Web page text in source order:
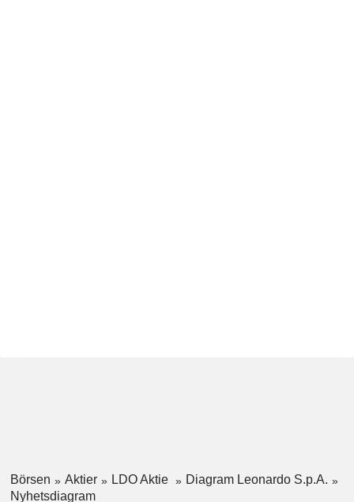
Börsen Aktier LDO Aktie
Diagram Leonardo S.p.A.
Nyhetsdiagram